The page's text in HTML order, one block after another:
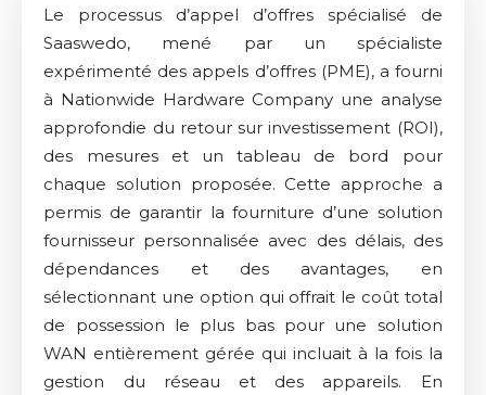
Le processus d’appel d’offres spécialisé de
Saaswedo, mené par un spécialiste
expérimenté des appels d’offres (PME), a fourni
à Nationwide Hardware Company une analyse
approfondie du retour sur investissement (ROI),
des mesures et un tableau de bord pour
chaque solution proposée. Cette approche a
permis de garantir la fourniture d’une solution
fournisseur personnalisée avec des délais, des
dépendances et des avantages, en
sélectionnant une option qui offrait le coût total
de possession le plus bas pour une solution
WAN entièrement gérée qui incluait à la fois la
gestion du réseau et des appareils. En